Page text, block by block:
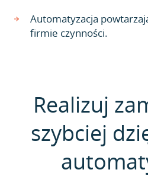
Automatyzacja
firmie czynności.
Realizuj
szybciej